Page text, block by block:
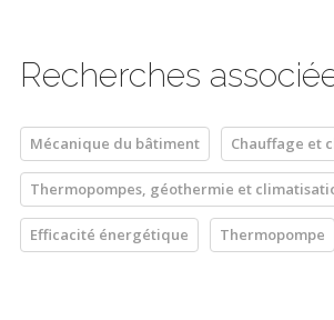
Recherches
Mécanique du bâtiment Chauffage et
Thermopompes, géothermie et
Efficacité énergétique Thermopompe